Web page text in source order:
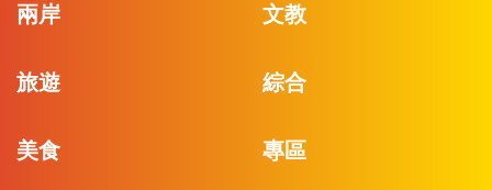
兩岸 文教
旅遊 綜合
美食 專區